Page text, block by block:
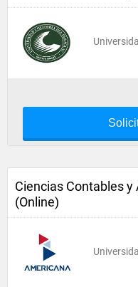
Ciencias Contables y
(Online)